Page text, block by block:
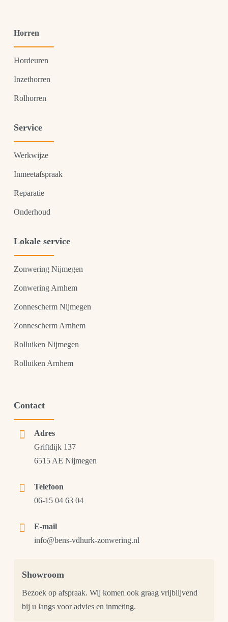
Horren
Hordeuren
Inzethorren
Rolhorren
Service
Werkwijze
Inmeetafspraak
Reparatie
Onderhoud
Lokale service
Zonwering Nijmegen
Zonwering Arnhem
Zonnescherm Nijmegen
Zonnescherm Arnhem
Rolluiken Nijmegen
Rolluiken Arnhem
Contact
Adres
Griftdijk 137
6515 AE Nijmegen
Telefoon
06-15 04 63 04
E-mail
info@bens-vdhurk-zonwering.nl
Showroom
Bezoek op afspraak. Wij komen ook graag vrijblijvend
bij u langs voor advies en inmeting.